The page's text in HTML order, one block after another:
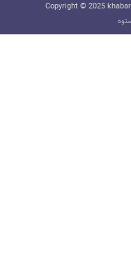
Copyright © 2025